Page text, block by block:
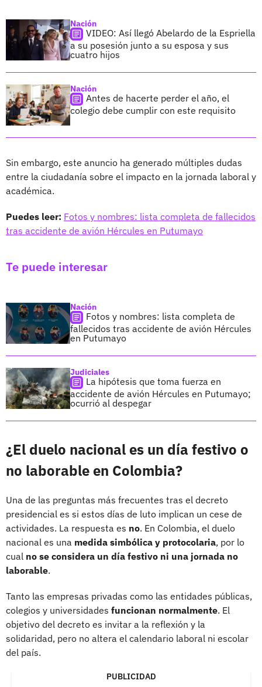
Nación
VIDEO: Así llegó Abelardo de la Espriella
a su posesión junto a su esposa y sus
cuatro hijos
Nación
Antes de hacerte perder el año, el
colegio debe cumplir con este requisito
Sin embargo, este anuncio ha generado múltiples dudas
entre la ciudadanía sobre el impacto en la jornada laboral y
académica.
Puedes leer: Fotos y nombres: lista completa de fallecidos
tras accidente de avión Hércules en Putumayo
Te puede interesar
Nación
Fotos y nombres: lista completa de
fallecidos tras accidente de avión Hércules
en Putumayo
Judiciales
La hipótesis que toma fuerza en
accidente de avión Hércules en Putumayo;
ocurrió al despegar
¿El duelo nacional es un día festivo o
no laborable en Colombia?
Una de las preguntas más frecuentes tras el decreto
presidencial es si estos días de luto implican un cese de
actividades. La respuesta es no. En Colombia, el duelo
nacional es una medida simbólica y protocolaria, por lo
cual no se considera un día festivo ni una jornada no
laborable.
Tanto las empresas privadas como las entidades públicas,
colegios y universidades funcionan normalmente. El
objetivo del decreto es invitar a la reflexión y la
solidaridad, pero no altera el calendario laboral ni escolar
del país.
PUBLICIDAD